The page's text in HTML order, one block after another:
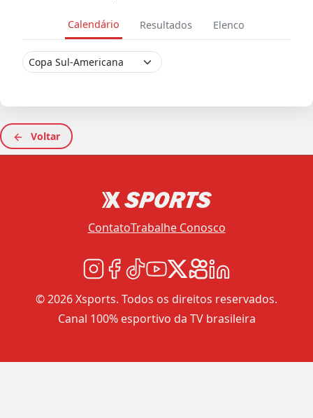
Calendário Resultados Elenco
Voltar
ContatoTrabalhe Conosco
© 2026 Xsports. Todos os direitos reservados.
Canal 100% esportivo da TV brasileira